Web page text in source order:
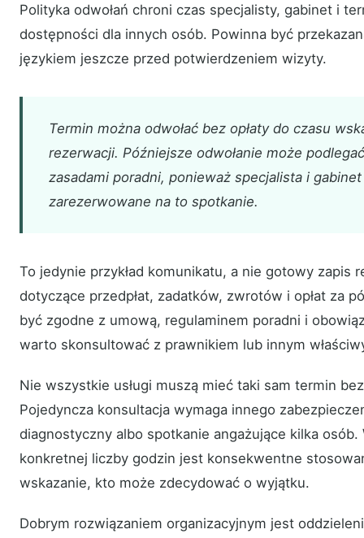
Polityka odwołań chroni czas specjalisty, gabinet i
dostępności dla innych osób. Powinna być
językiem jeszcze przed potwierdzeniem wizyty.
Termin można odwołać bez opłaty do czasu
rezerwacji. Późniejsze odwołanie może
zasadami poradni, ponieważ specjalista i gabinet
zarezerwowane na to spotkanie.
To jedynie przykład komunikatu, a nie gotowy zapis
dotyczące przedpłat, zadatków, zwrotów i opłat za
być zgodne z umową, regulaminem poradni i
warto skonsultować z prawnikiem lub innym
Nie wszystkie usługi muszą mieć taki sam termin
Pojedyncza konsultacja wymaga innego
diagnostyczny albo spotkanie angażujące kilka osób.
konkretnej liczby godzin jest konsekwentne
wskazanie, kto może zdecydować o wyjątku.
Dobrym rozwiązaniem organizacyjnym jest